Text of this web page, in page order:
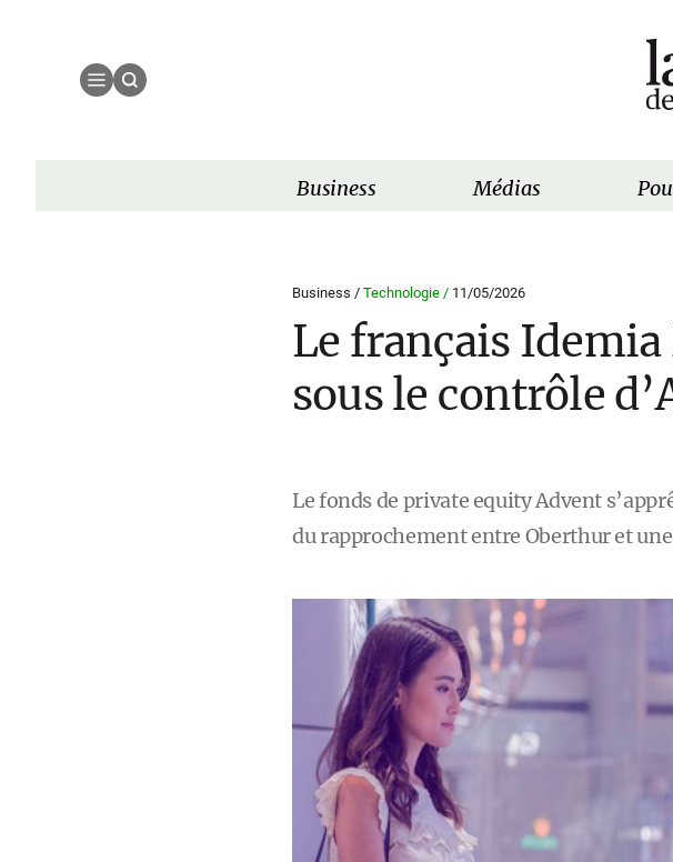
Business Médias
Business / Technologie / 11/05/2026
Le français
sous le contrôle
Le fonds de private equity Advent
du rapprochement entre Oberthur et